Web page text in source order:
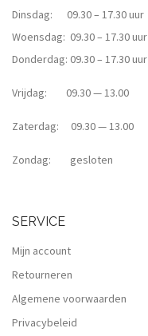
Dinsdag: 09.30 – 17.30 uur
Woensdag: 09.30 – 17.30 uur
Donderdag: 09.30 – 17.30 uur
Vrijdag: 09.30 — 13.00
Zaterdag: 09.30 — 13.00
Zondag: gesloten
SERVICE
Mijn account
Retourneren
Algemene voorwaarden
Privacybeleid